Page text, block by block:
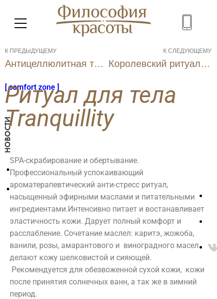
НОВОСТИ
К ПРЕДЫДУЩЕМУ
Антицеллюлитная терапия BODY STRATEGIST thermal 3 в 1
К СЛЕДУЮЩЕМУ
Королевский ритуал для лица и тела Tranquillity
[ comfort zone ]
Ритуал для тела
Tranquillity
SPA-скрабирование и обертывание.
Профессиональный успокаивающий
ароматерапевтический анти-стресс ритуал,
насыщенный эфирными маслами и питательными
ингредиентами.Интенсивно питает и востанавливает
эластичность кожи. Дарует полный комфорт и
расслабление. Сочетание маслел: каритэ, жожоба,
ванили, розы, амарантового и виноградного масел
делают кожу шелковистой и сияющей.
Рекомендуется для обезвоженной сухой кожи, кожи
после принятия солнечных ванн, а так же в зимний
период.
МЕНЮ
Косметология
Лицо
Уходы
Аппаратная
косметология
Инъекционные
методики
Пилинг
Консультация
Тело
Аппаратная
косметология
Инъекционные
методики
SPA
АКВАЗОНА
[ Comfort
Zone ]
Ligne ST
BARTH
THALASSO
Algotherm
Biologique
Recherche
Коррекция
бровей
Оформление
ресниц
Ногтевой
сервис
Уважаемые
клиенты
Цены находятся в стадии переработки. Просьба
уточнять актуальные цены у администратора!